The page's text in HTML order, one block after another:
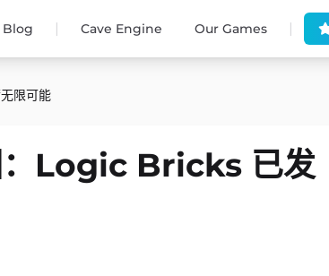
Blog | Cave Engine Our Games |
限可能
Logic Bricks 已发